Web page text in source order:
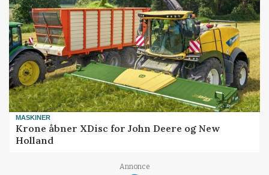
MASKINER
Krone åbner XDisc for John Deere og New
Holland
Annonce